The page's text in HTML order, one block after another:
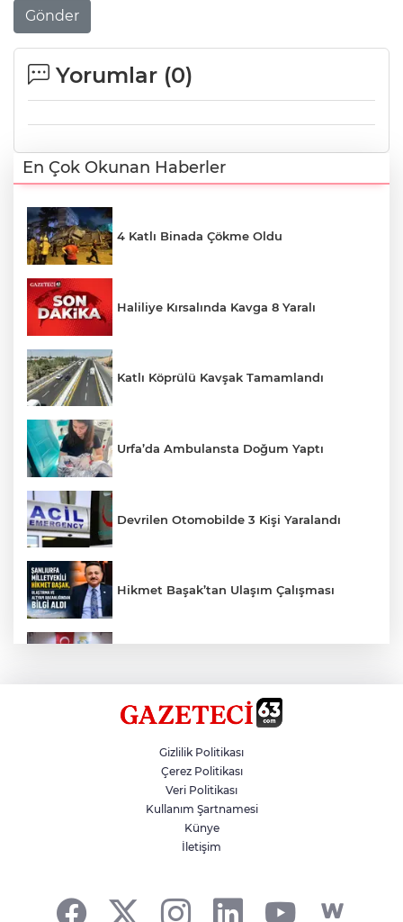
Gönder
Yorumlar (0)
En Çok Okunan Haberler
4 Katlı Binada Çökme Oldu
Haliliye Kırsalında Kavga 8 Yaralı
Katlı Köprülü Kavşak Tamamlandı
Urfa’da Ambulansta Doğum Yaptı
Devrilen Otomobilde 3 Kişi Yaralandı
Hikmet Başak’tan Ulaşım Çalışması
Taş Tepelere Yurt Dışı Tanıtımı
Gazze'de Soykırım Devam Ediyor
Gizlilik Politikası
Çerez Politikası
Veri Politikası
Kullanım Şartnamesi
Künye
İletişim